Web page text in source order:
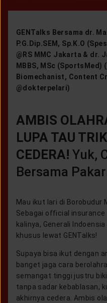
GENTalks Bersama dr.
P.G.Dip.SEM, Sp.K.O
@RS MMC Jakarta & dr.
MBBS, MSc
Biomechanist, Content
@dokterpelari)
AMBIS
LUPA TAU
CEDERA! Yuk,
Bersama
Mau ikut lari di Borobudur
Sebagai official
kalinya, Generali
khusus lewat GENTalks!
Supaya bisa ikut dengan
banget jaga cara
semangat tinggi justru
tanpa sadar kebablasan,
akhirnya cedera. Ambis
KEAGENAN